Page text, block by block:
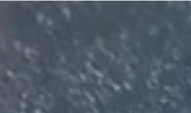
Tomatenmark 100g Apfelessig 15g Salz 15g
Sojasauce 3 Prisen Pfeffer 2 TL Salz 2 TL
Paprikapulve, edelsüß 2 TL Kräuter der
Provence 1/2 TL Sambal Oelek Zubereitung
Knoblauch in den Mixtopf geben und 2
Sekungen/Stufe 5 zerkleinern. Zwiebel und
Zucchini zugben und 10 Sekunden/Stufe 5
zerkleinern, einmal mit dem Spatel verrü